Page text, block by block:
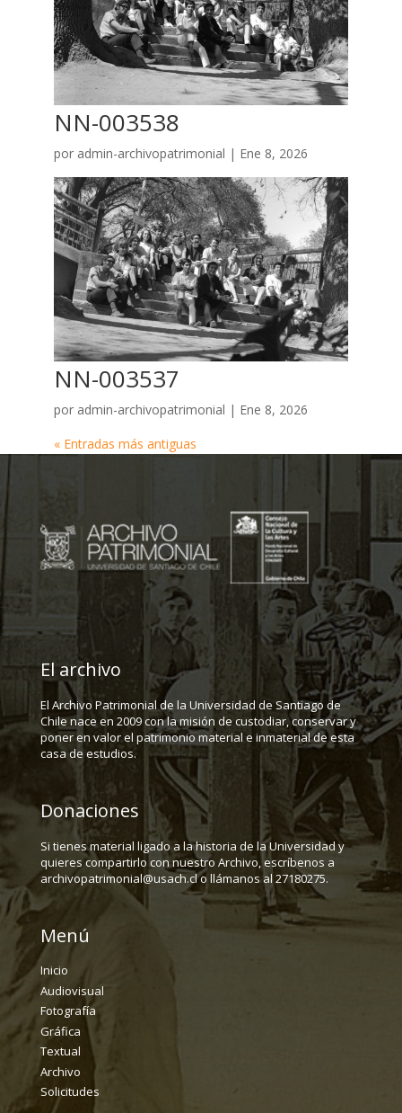
NN-003538
por admin-archivopatrimonial | Ene 8, 2026
NN-003537
por admin-archivopatrimonial | Ene 8, 2026
« Entradas más antiguas
El archivo
El Archivo Patrimonial de la Universidad de Santiago de
Chile nace en 2009 con la misión de custodiar, conservar y
poner en valor el patrimonio material e inmaterial de esta
casa de estudios.
Donaciones
Si tienes material ligado a la historia de la Universidad y
quieres compartirlo con nuestro Archivo, escríbenos a
archivopatrimonial@usach.cl o llámanos al 27180275.
Menú
Inicio
Audiovisual
Fotografía
Gráfica
Textual
Archivo
Solicitudes